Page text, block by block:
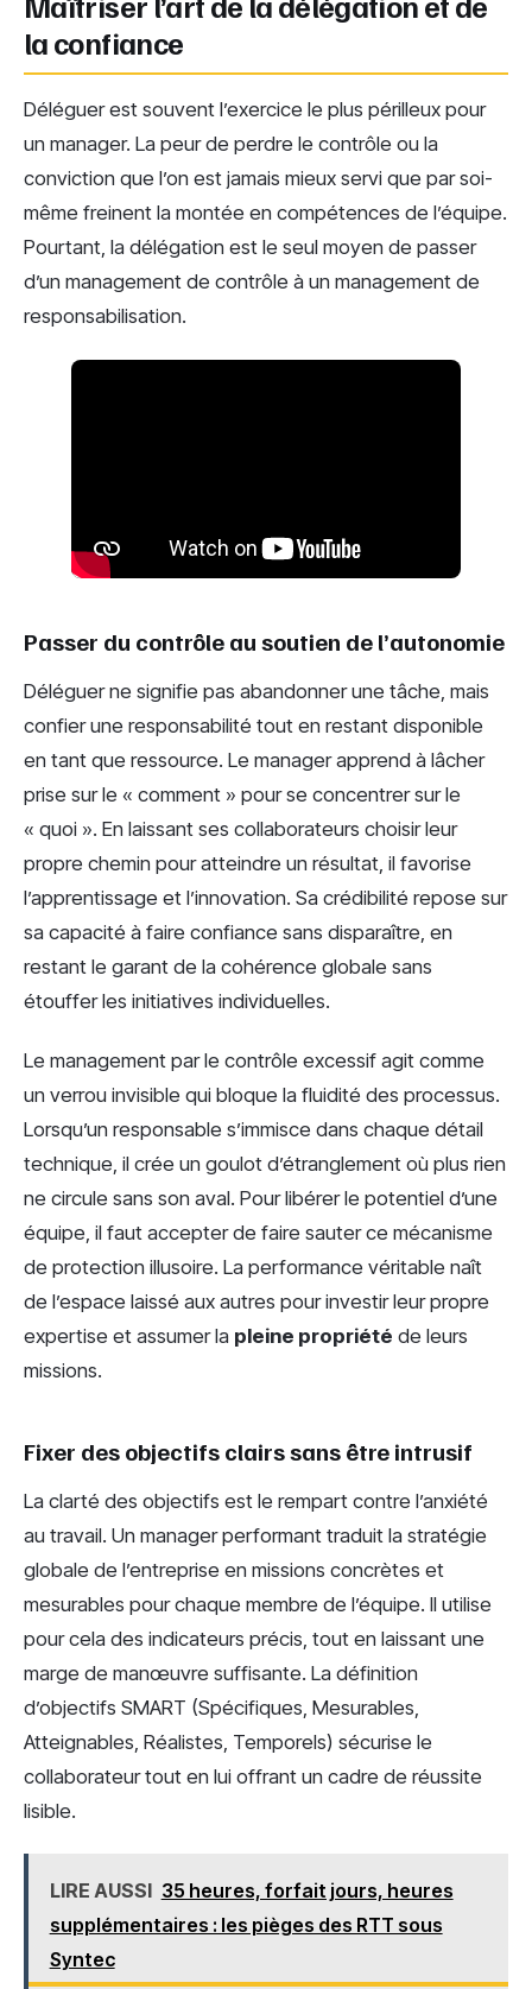
la confiance
Déléguer est souvent l’exercice le plus périlleux pour
un manager. La peur de perdre le contrôle ou la
conviction que l’on est jamais mieux servi que par soi-
même freinent la montée en compétences de l’équipe.
Pourtant, la délégation est le seul moyen de passer
d’un management de contrôle à un management de
responsabilisation.
Passer du contrôle au soutien de l’autonomie
Déléguer ne signifie pas abandonner une tâche, mais
confier une responsabilité tout en restant disponible
en tant que ressource. Le manager apprend à lâcher
prise sur le « comment » pour se concentrer sur le
« quoi ». En laissant ses collaborateurs choisir leur
propre chemin pour atteindre un résultat, il favorise
l’apprentissage et l’innovation. Sa crédibilité repose sur
sa capacité à faire confiance sans disparaître, en
restant le garant de la cohérence globale sans
étouffer les initiatives individuelles.
Le management par le contrôle excessif agit comme
un verrou invisible qui bloque la fluidité des processus.
Lorsqu’un responsable s’immisce dans chaque détail
technique, il crée un goulot d’étranglement où plus rien
ne circule sans son aval. Pour libérer le potentiel d’une
équipe, il faut accepter de faire sauter ce mécanisme
de protection illusoire. La performance véritable naît
de l’espace laissé aux autres pour investir leur propre
expertise et assumer la pleine propriété de leurs
missions.
Fixer des objectifs clairs sans être intrusif
La clarté des objectifs est le rempart contre l’anxiété
au travail. Un manager performant traduit la stratégie
globale de l’entreprise en missions concrètes et
mesurables pour chaque membre de l’équipe. Il utilise
pour cela des indicateurs précis, tout en laissant une
marge de manœuvre suffisante. La définition
d’objectifs SMART (Spécifiques, Mesurables,
Atteignables, Réalistes, Temporels) sécurise le
collaborateur tout en lui offrant un cadre de réussite
lisible.
LIRE AUSSI 35 heures, forfait jours, heures
supplémentaires : les pièges des RTT sous
Syntec